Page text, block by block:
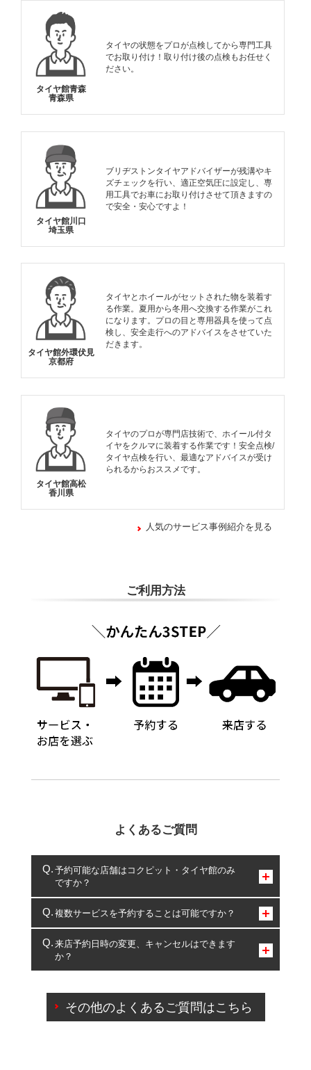
タイヤ館青森
青森県
タイヤの状態をプロが点検してから専門工具
でお取り付け！取り付け後の点検もお任せく
ださい。
タイヤ館川口
埼玉県
ブリヂストンタイヤアドバイザーが残溝やキ
ズチェックを行い、適正空気圧に設定し、専
用工具でお車にお取り付けさせて頂きますの
で安全・安心ですよ！
タイヤ館外環伏見
京都府
タイヤとホイールがセットされた物を装着す
る作業。夏用から冬用へ交換する作業がこれ
になります。プロの目と専用器具を使って点
検し、安全走行へのアドバイスをさせていた
だきます。
タイヤ館高松
香川県
タイヤのプロが専門店技術で、ホイール付タ
イヤをクルマに装着する作業です！安全点検/
タイヤ点検を行い、最適なアドバイスが受け
られるからおススメです。
人気のサービス事例紹介を見る
ご利用方法
よくあるご質問
予約可能な店舗はコクピット・タイヤ館のみ
ですか？
コクピット・タイヤ館のみとなります。
複数サービスを予約することは可能ですか？
複数サービスのご予約は可能です。
一部の商品・サービスの組み合わせに限り、同時にご予約が
出来ないものもございます。
来店予約日時の変更、キャンセルはできます
か？
ご来店予約日の3営業日前を過ぎている場合のご予約
の日時変更につきましては、直接ご予約の店舗まで
その他のよくあるご質問はこちら